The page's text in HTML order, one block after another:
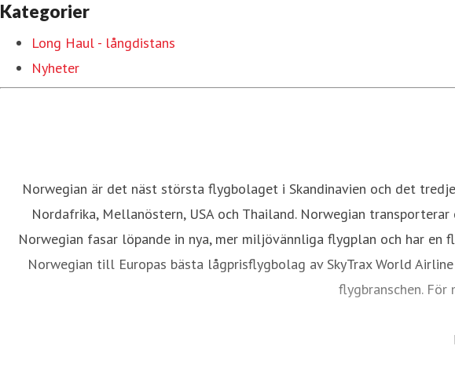
Kategorier
Long Haul - långdistans
Nyheter
Norwegian är det näst största flygbolaget i Skandinavien och det
Nordafrika, Mellanöstern, USA och Thailand. Norwegian
Norwegian fasar löpande in nya, mer miljövännliga flygplan och har
Norwegian till Europas bästa lågprisflygbolag av SkyTrax World
flygbranschen. För